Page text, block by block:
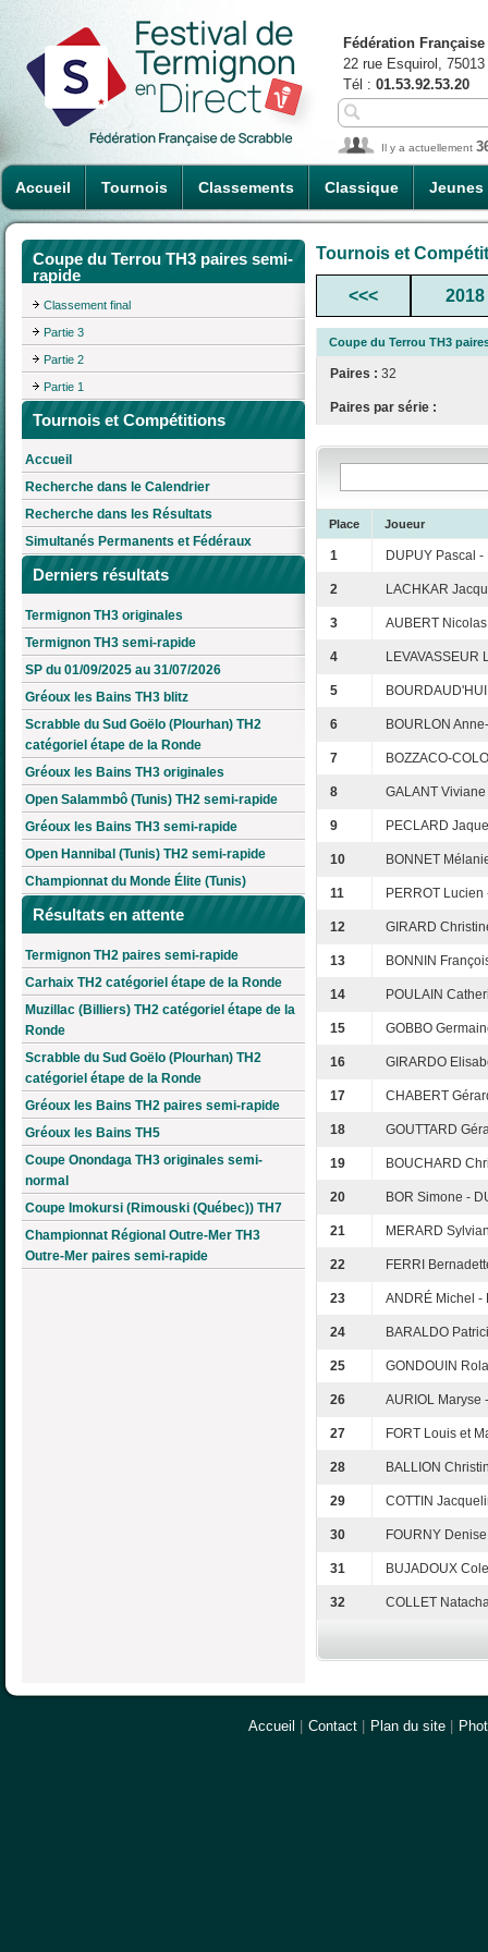
Accueil Tournois Classements Classique Jeunes
Fédération
22 rue Esquirol,
Tél : 01.53.92.53.20
Il y a actuellement
Coupe du Terrou TH3 paires semi-
rapide
Classement final
Partie 3
Partie 2
Partie 1
Tournois et Compétitions
Accueil
Recherche dans le Calendrier
Recherche dans les Résultats
Simultanés Permanents et Fédéraux
Derniers résultats
Termignon TH3 originales
Termignon TH3 semi-rapide
SP du 01/09/2025 au 31/07/2026
Gréoux les Bains TH3 blitz
Scrabble du Sud Goëlo (Plourhan) TH2
catégoriel étape de la Ronde
Gréoux les Bains TH3 originales
Open Salammbô (Tunis) TH2 semi-rapide
Gréoux les Bains TH3 semi-rapide
Open Hannibal (Tunis) TH2 semi-rapide
Championnat du Monde Élite (Tunis)
Résultats en attente
Termignon TH2 paires semi-rapide
Carhaix TH2 catégoriel étape de la Ronde
Muzillac (Billiers) TH2 catégoriel étape de la
Ronde
Scrabble du Sud Goëlo (Plourhan) TH2
catégoriel étape de la Ronde
Gréoux les Bains TH2 paires semi-rapide
Gréoux les Bains TH5
Coupe Onondaga TH3 originales semi-
normal
Coupe Imokursi (Rimouski (Québec)) TH7
Championnat Régional Outre-Mer TH3
Outre-Mer paires semi-rapide
Tournois et
<<< 2018
Coupe du Terrou TH3
Paires : 32
Paires par série :
Place Joueur
1 DUPUY Pascal
2 LACHKAR
3 AUBERT
4 LEVAVASSEUR
5
6 BOURLON
7 BOZZACO-
8 GALANT
9 PECLARD
10 BONNET
11 PERROT
12 GIRARD
13 BONNIN
14 POULAIN
15 GOBBO
16 GIRARDO
17 CHABERT
18 GOUTTARD
19 BOUCHARD
20 BOR Simone -
21 MERARD
22 FERRI
23 ANDRÉ Michel -
24 BARALDO
25 GONDOUIN
26 AURIOL Maryse
27 FORT Louis et
28 BALLION
29 COTTIN
30 FOURNY
31 BUJADOUX
32 COLLET
Accueil Contact Plan du site